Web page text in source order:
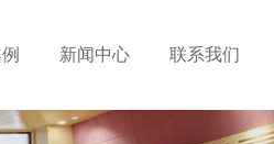
新闻中心 联系我们